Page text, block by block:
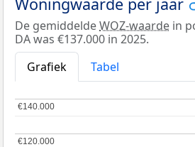
De gemiddeldeWOZ-waarde in
DA was €137.000 in 2025.
Grafiek
Tabel
€120.000
€120.000
€140.000
€140.000